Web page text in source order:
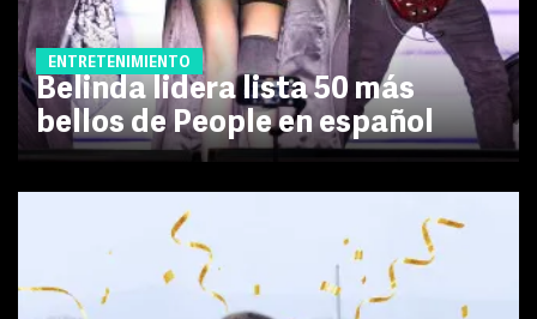
ENTRETENIMIENTO
Belinda lidera lista 50 más
bellos de People en español